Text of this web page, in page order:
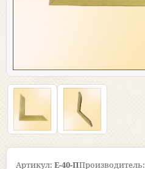
Артикул: Е-40-ППроизводитель: